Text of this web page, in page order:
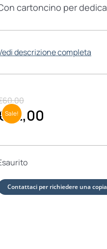
cartoncino per dedica
descrizione completa
60,00
32,00
Sale!
Contattaci per richiedere una copia